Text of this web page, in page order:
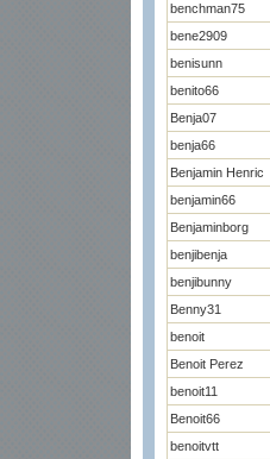
benchman75
bene2909
benisunn
benito66
Benja07
benja66
Benjamin Henric
benjamin66
Benjaminborg
benjibenja
benjibunny
Benny31
benoit
Benoit Perez
benoit11
Benoit66
benoitvtt